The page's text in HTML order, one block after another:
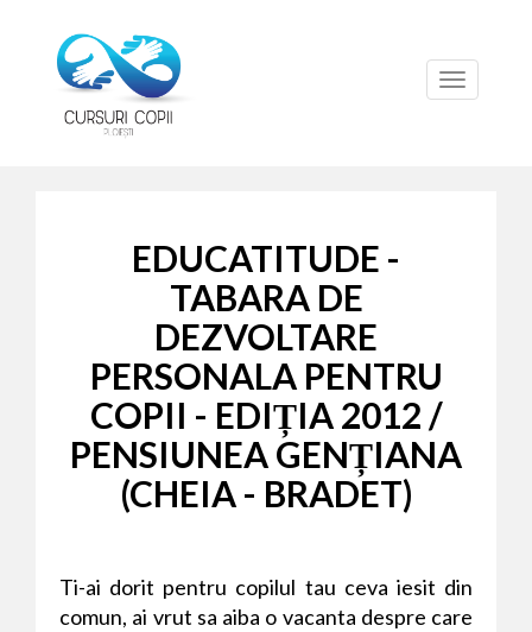
Toggle
navigation
EDUCATITUDE -
TABARA DE
DEZVOLTARE
PERSONALA PENTRU
COPII - EDIȚIA 2012 /
PENSIUNEA GENȚIANA
(CHEIA - BRADET)
Ti-ai dorit pentru copilul tau ceva iesit din
comun, ai vrut sa aiba o vacanta despre care